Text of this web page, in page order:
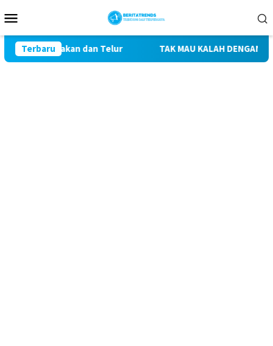
ke
Mobile
Terbaru
Harga Pakan dan Telur TAK MAU KALAH DENGAN